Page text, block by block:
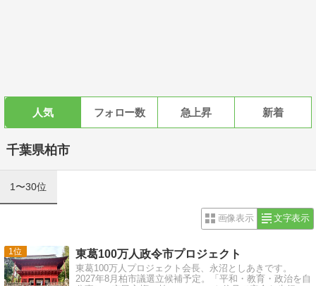
人気 フォロー数 急上昇 新着
千葉県柏市
1〜30位
画像表示 文字表示
1 東葛100万人政令市プロジェクト
東葛100万人プロジェクト会長、永沼としあきです。
2027年8月柏市議選立候補予定。「平和・教育・政治を自